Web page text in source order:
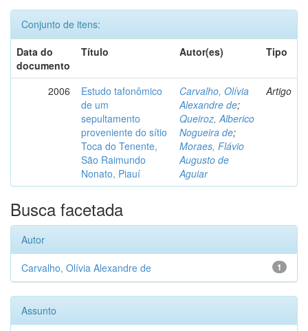
Conjunto de itens:
Data do
documento
Título Autor(es) Tipo
2006
Estudo tafonômico
de um
sepultamento
proveniente do sítio
Toca do Tenente,
São Raimundo
Nonato, Piauí
Carvalho, Olívia
Alexandre de;
Queiroz, Alberico
Nogueira de;
Moraes, Flávio
Augusto de
Aguiar
Artigo
Busca facetada
Autor
1
Carvalho, Olívia Alexandre de
Assunto